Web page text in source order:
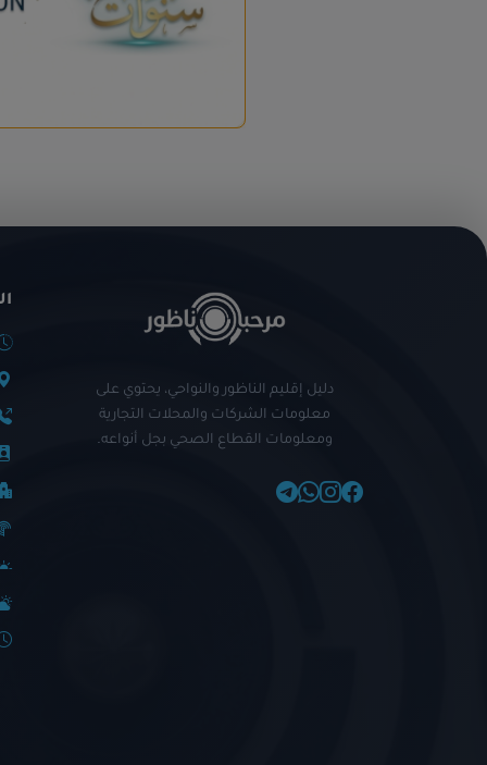
دليل إقليم الناظور والنواحي، يحتوي على
معلومات الشركات والمحلات التجارية
ومعلومات القطاع الصحي بجل أنواعه.